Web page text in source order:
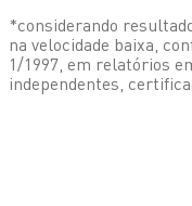
*considerando
na velocidade baixa,
1/1997, em relatórios
independentes,